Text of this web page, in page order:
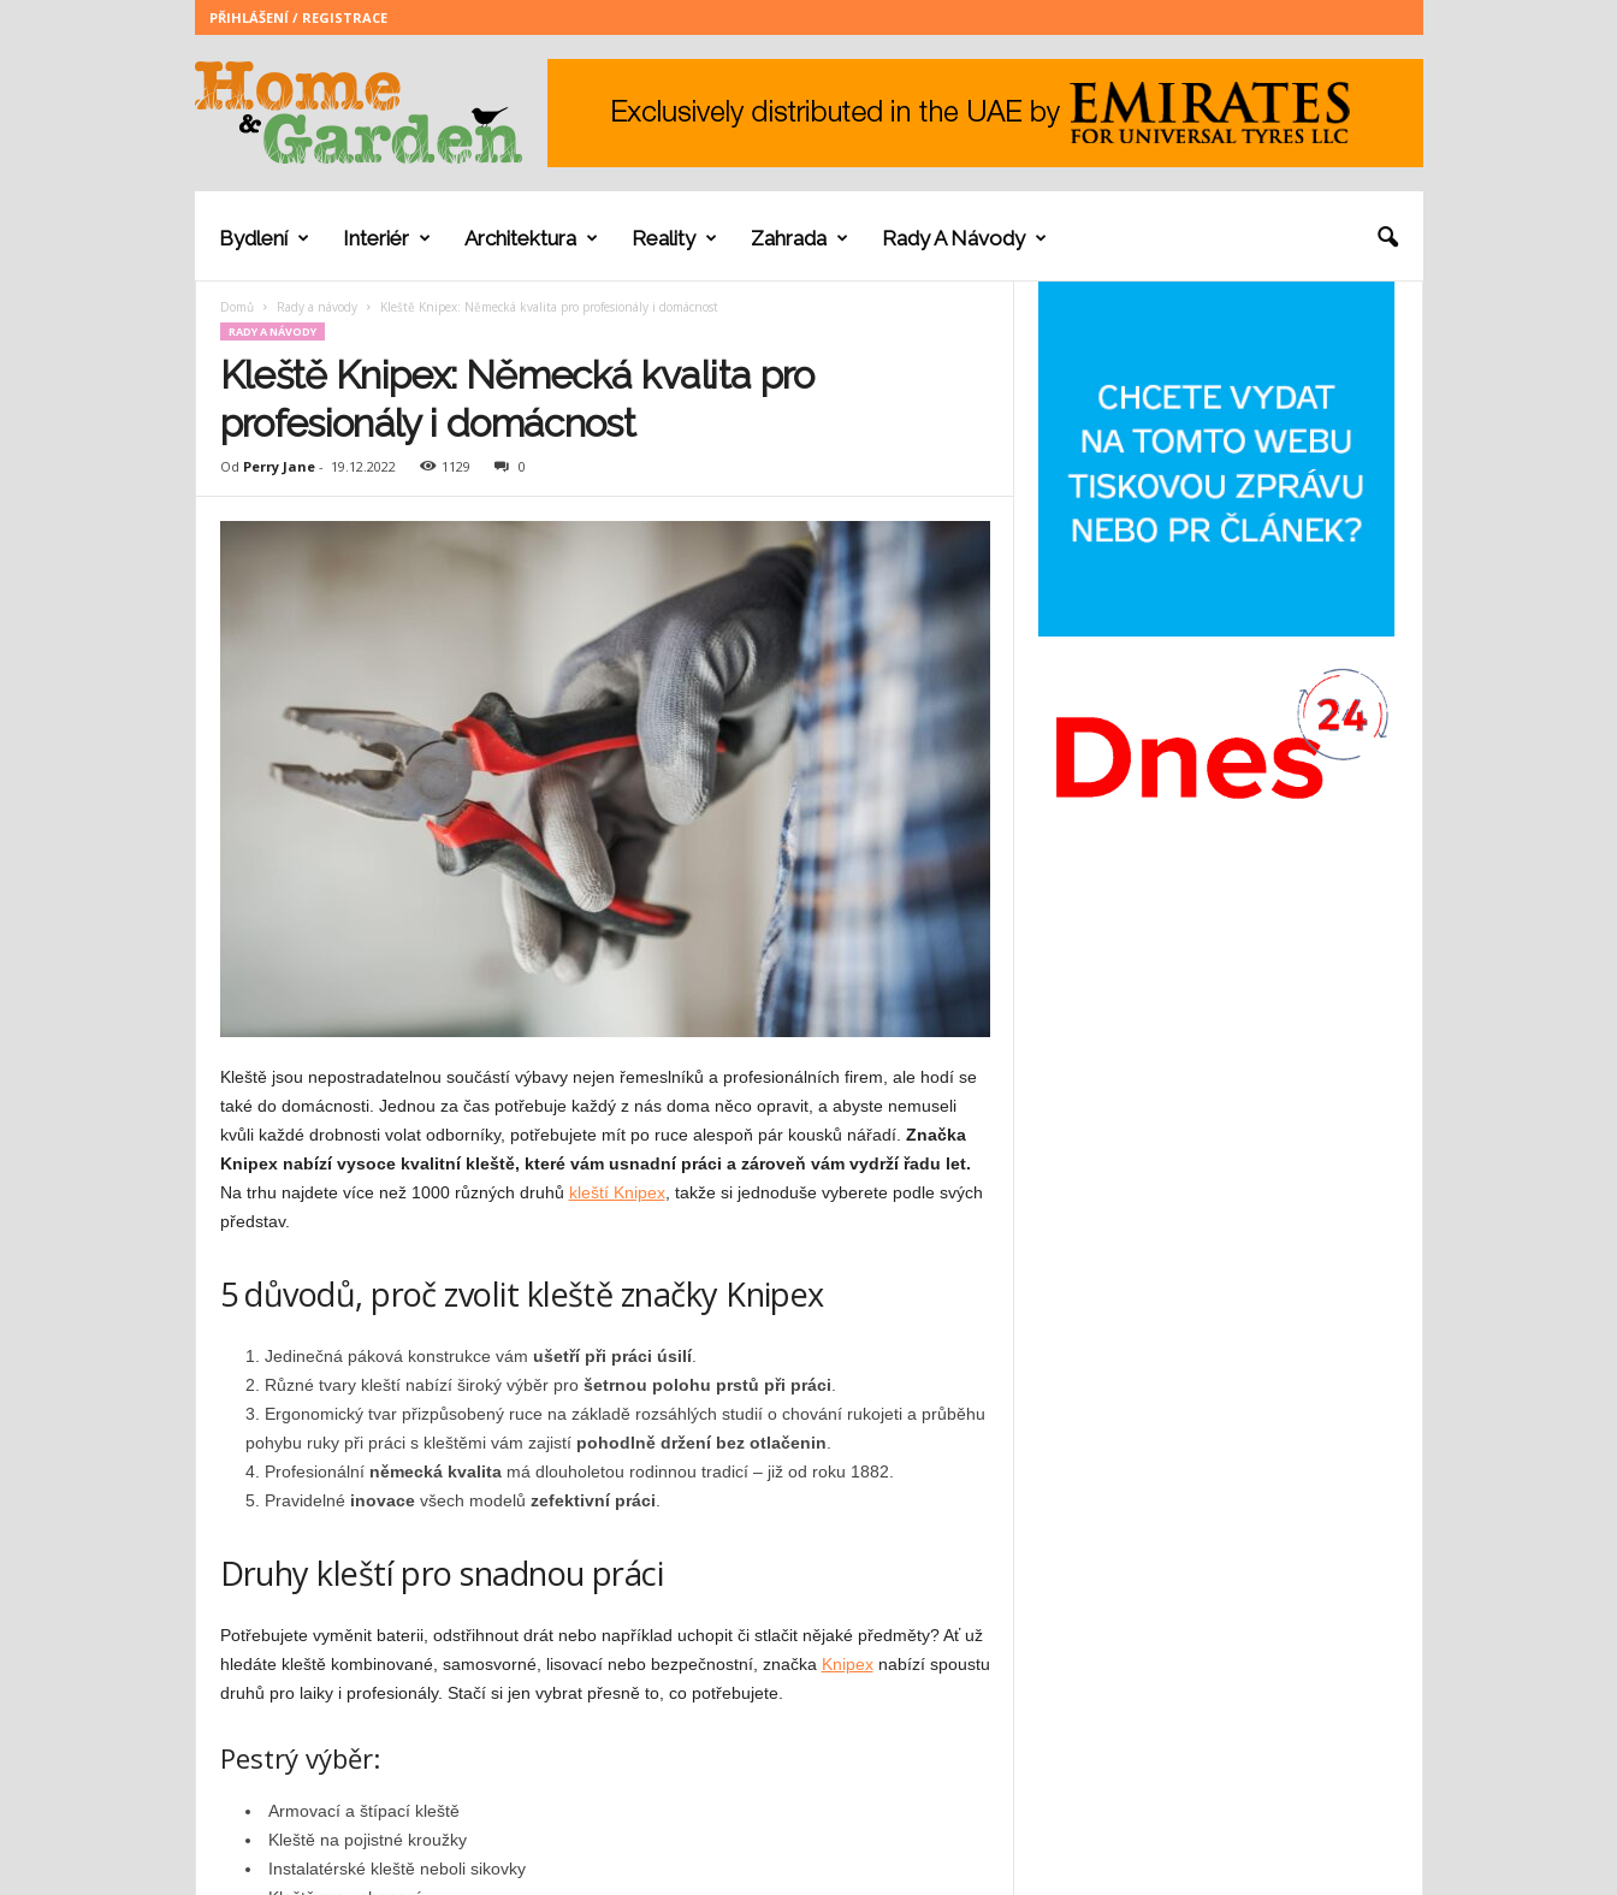
PŘIHLÁŠENÍ / REGISTRACE
m
r
Bydlení Interiér Architektura Reality Zahrada Rady A Návody
Domů Rady a návody Kleště Knipex: Německá kvalita pro profesionály i domácnost
RADY A NÁVODY
Kleště Knipex: Německá kvalita pro
profesionály i domácnost
Od Perry Jane- 19.12.2022 1129 0
Kleště jsou nepostradatelnou součástí výbavy nejen řemeslníků a profesionálních firem, ale hodí se
také do domácnosti. Jednou za čas potřebuje každý z nás doma něco opravit, a abyste nemuseli
kvůli každé drobnosti volat odborníky, potřebujete mít po ruce alespoň pár kousků nářadí. Značka
Knipex nabízí vysoce kvalitní kleště, které vám usnadní práci a zároveň vám vydrží řadu let.
Na trhu najdete více než 1000 různých druhů kleští Knipex, takže si jednoduše vyberete podle svých
představ.
5 důvodů, proč zvolit kleště značky Knipex
Jedinečná páková konstrukce vám ušetří při práci úsilí.
Různé tvary kleští nabízí široký výběr pro šetrnou polohu prstů při práci
Ergonomický tvar přizpůsobený ruce na základě rozsáhlých studií o chování rukojeti a průběhu
pohybu ruky při práci s kleštěmi vám zajistí pohodlně držení bez otlačenin
Profesionální německá kvalitamá dlouholetou rodinnou tradicí – již od roku 1882.
Pravidelné inovacevšech modelů zefektivní práci
Druhy kleští pro snadnou práci
Potřebujete vyměnit baterii, odstřihnout drát nebo například uchopit či stlačit nějaké předměty? Ať už
hledáte kleště kombinované, samosvorné, lisovací nebo bezpečnostní, značka Knipexnabízí spoustu
druhů pro laiky i profesionály. Stačí si jen vybrat přesně to, co potřebujete.
Pestrý výběr:
Armovací a štípací kleště
Kleště na pojistné kroužky
Instalatérské kleště neboli sikovky